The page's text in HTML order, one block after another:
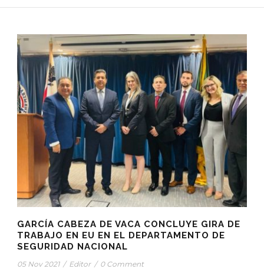
GARCÍA CABEZA DE VACA CONCLUYE GIRA DE
TRABAJO EN EU EN EL DEPARTAMENTO DE
SEGURIDAD NACIONAL
05 Nov 2021 / Editor / 0 Comment